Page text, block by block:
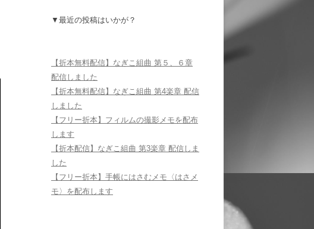
▼最近の投稿はいかが？
【折本無料配信】なぎこ組曲 第５、６章
配信しました
【折本無料配信】なぎこ組曲 第4楽章 配信
しました
【フリー折本】フィルムの撮影メモを配布
します
【折本配信】なぎこ組曲 第3楽章 配信しま
した
【フリー折本】手帳にはさむメモ〈はさメ
モ〉を配布します